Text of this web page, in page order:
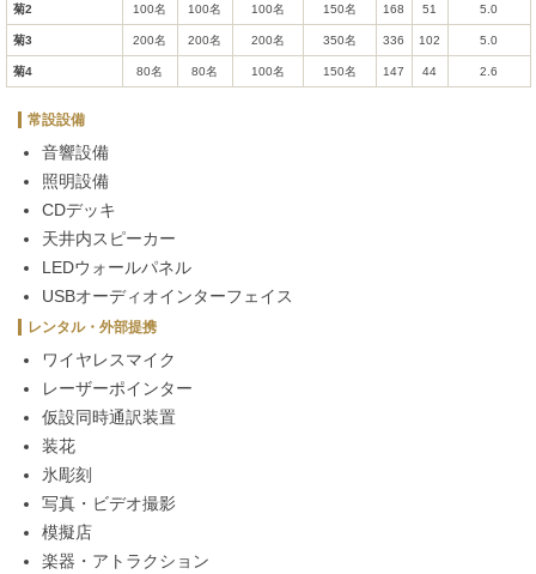
菊2 100名 100名 100名 150名 168 51 5.0
菊3 200名 200名 200名 350名 336 102 5.0
菊4 80名 80名 100名 150名 147 44 2.6
常設設備
音響設備
照明設備
CDデッキ
天井内スピーカー
LEDウォールパネル
USBオーディオインターフェイス
レンタル・外部提携
ワイヤレスマイク
レーザーポインター
仮設同時通訳装置
装花
氷彫刻
写真・ビデオ撮影
模擬店
楽器・アトラクション